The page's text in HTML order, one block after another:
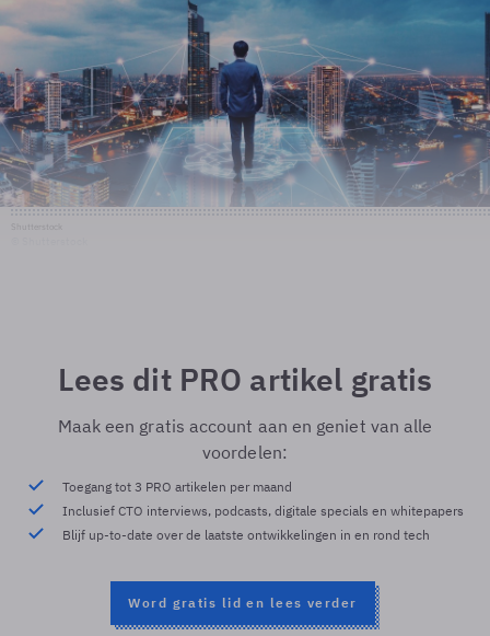
Lees dit PRO artikel gratis
Maak een gratis account aan en geniet van alle
voordelen:
Toegang tot 3 PRO artikelen per maand
Inclusief CTO interviews, podcasts, digitale specials en whitepapers
Blijf up-to-date over de laatste ontwikkelingen in en rond tech
Word gratis lid en lees verder